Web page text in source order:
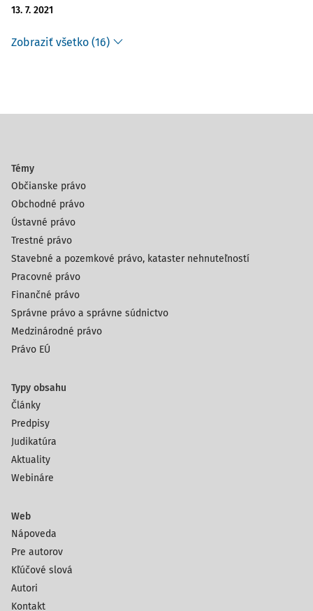
13. 7. 2021
Zobraziť všetko (16)
Témy
Občianske právo
Obchodné právo
Ústavné právo
Trestné právo
Stavebné a pozemkové právo, kataster nehnuteľností
Pracovné právo
Finančné právo
Správne právo a správne súdnictvo
Medzinárodné právo
Právo EÚ
Typy obsahu
Články
Predpisy
Judikatúra
Aktuality
Webináre
Web
Nápoveda
Pre autorov
Kľúčové slová
Autori
Kontakt